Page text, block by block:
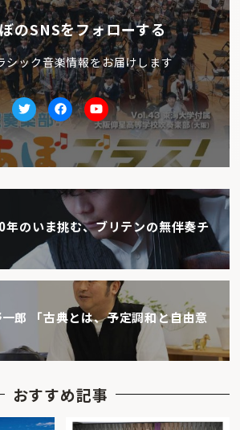
のSNSをフォローする
シック音楽情報をお届けします
TwitterfacebookYoutube
年のいま挑む、ブリテンの無伴奏チ
郎 「古典とは、予定調和と自由意
おすすめ記事